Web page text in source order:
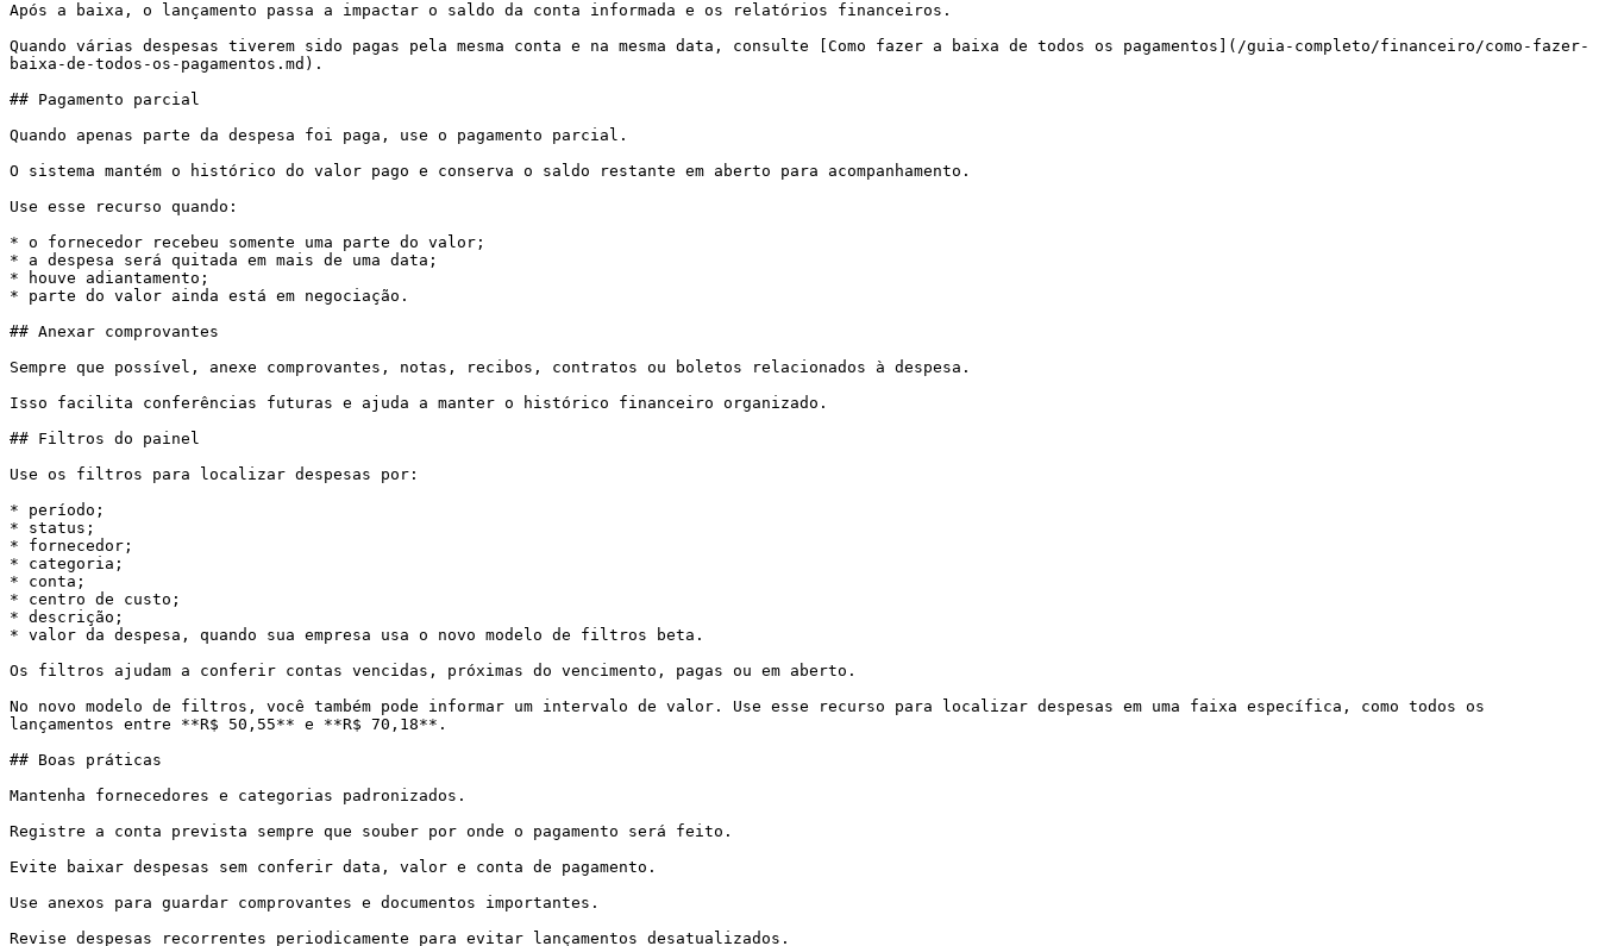
Após a baixa, o lançamento passa a impactar o saldo da conta informada e os relatórios financeiros.
Quando várias despesas tiverem sido pagas pela mesma conta e na mesma data, consulte [Como fazer a baixa de todos os pagamentos](/guia-completo/financeiro/como-fazer-
baixa-de-todos-os-pagamentos.md).
## Pagamento parcial
Quando apenas parte da despesa foi paga, use o pagamento parcial.
O sistema mantém o histórico do valor pago e conserva o saldo restante em aberto para acompanhamento.
Use esse recurso quando:
* o fornecedor recebeu somente uma parte do valor;
* a despesa será quitada em mais de uma data;
* houve adiantamento;
* parte do valor ainda está em negociação.
## Anexar comprovantes
Sempre que possível, anexe comprovantes, notas, recibos, contratos ou boletos relacionados à despesa.
Isso facilita conferências futuras e ajuda a manter o histórico financeiro organizado.
## Filtros do painel
Use os filtros para localizar despesas por:
* período;
* status;
* fornecedor;
* categoria;
* conta;
* centro de custo;
* descrição;
* valor da despesa, quando sua empresa usa o novo modelo de filtros beta.
Os filtros ajudam a conferir contas vencidas, próximas do vencimento, pagas ou em aberto.
No novo modelo de filtros, você também pode informar um intervalo de valor. Use esse recurso para localizar despesas em uma faixa específica, como todos os
lançamentos entre **R$ 50,55** e **R$ 70,18**.
## Boas práticas
Mantenha fornecedores e categorias padronizados.
Registre a conta prevista sempre que souber por onde o pagamento será feito.
Evite baixar despesas sem conferir data, valor e conta de pagamento.
Use anexos para guardar comprovantes e documentos importantes.
Revise despesas recorrentes periodicamente para evitar lançamentos desatualizados.